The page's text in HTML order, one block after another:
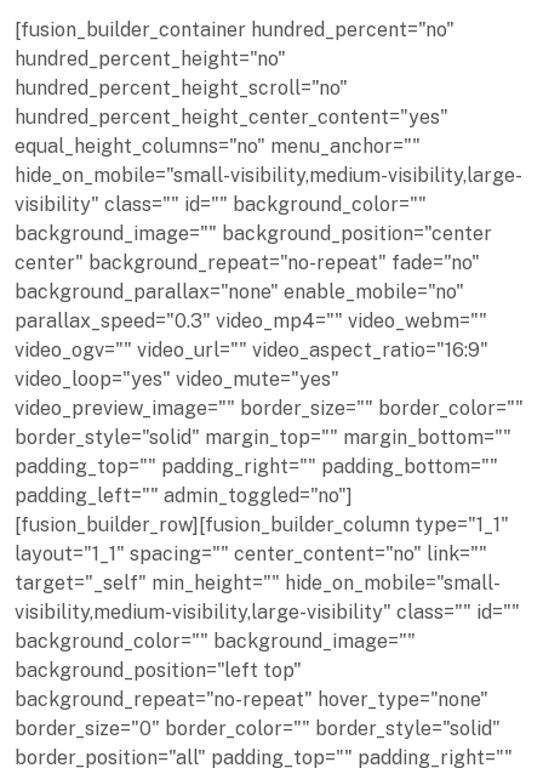
[fusion_builder_container hundred_percent="no"
hundred_percent_height="no"
hundred_percent_height_scroll="no"
hundred_percent_height_center_content="yes"
equal_height_columns="no" menu_anchor=""
hide_on_mobile="small-visibility,medium-visibility,large-
visibility" class="" id="" background_color=""
background_image="" background_position="center
center" background_repeat="no-repeat" fade="no"
background_parallax="none" enable_mobile="no"
parallax_speed="0.3" video_mp4="" video_webm=""
video_ogv="" video_url="" video_aspect_ratio="16:9"
video_loop="yes" video_mute="yes"
video_preview_image="" border_size="" border_color=""
border_style="solid" margin_top="" margin_bottom=""
padding_top="" padding_right="" padding_bottom=""
padding_left="" admin_toggled="no"]
[fusion_builder_row][fusion_builder_column type="1_1"
layout="1_1" spacing="" center_content="no" link=""
target="_self" min_height="" hide_on_mobile="small-
visibility,medium-visibility,large-visibility" class="" id=""
background_color="" background_image=""
background_position="left top"
background_repeat="no-repeat" hover_type="none"
border_size="0" border_color="" border_style="solid"
border_position="all" padding_top="" padding_right=""